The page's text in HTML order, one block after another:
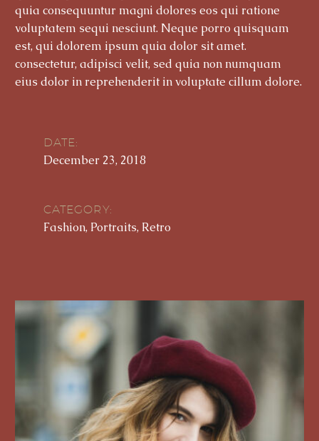
quia consequuntur magni dolores eos qui ratione
voluptatem sequi nesciunt. Neque porro quisquam
est, qui dolorem ipsum quia dolor sit amet.
consectetur, adipisci velit, sed quia non numquam
eius dolor in reprehenderit in voluptate cillum dolore.
DATE:
December 23, 2018
CATEGORY:
Fashion, Portraits, Retro